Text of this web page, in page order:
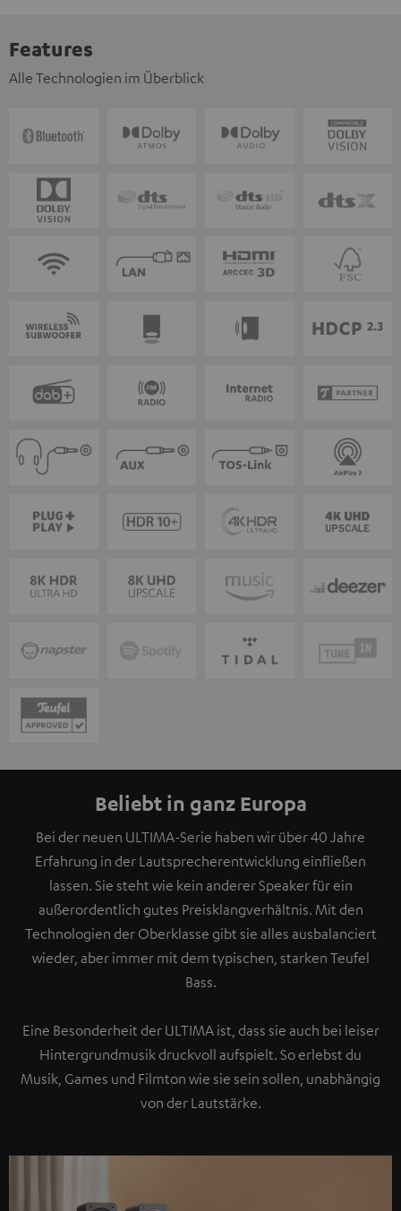
Features
Alle Technologien im Überblick
Beliebt in ganz Europa
Bei der neuen ULTIMA-Serie haben wir über 40 Jahre
Erfahrung in der Lautsprecherentwicklung einfließen
lassen. Sie steht wie kein anderer Speaker für ein
außerordentlich gutes Preisklangverhältnis. Mit den
Technologien der Oberklasse gibt sie alles ausbalanciert
wieder, aber immer mit dem typischen, starken Teufel
Bass.
Eine Besonderheit der ULTIMA ist, dass sie auch bei leiser
Hintergrundmusik druckvoll aufspielt. So erlebst du
Musik, Games und Filmton wie sie sein sollen, unabhängig
von der Lautstärke.